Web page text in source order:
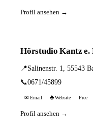
Profil ansehen →
Hörstudio Kantz e.
📍Salinenstr. 1, 55543
📞0671/45899
✉ Email 🌐 Website Free
Profil ansehen →